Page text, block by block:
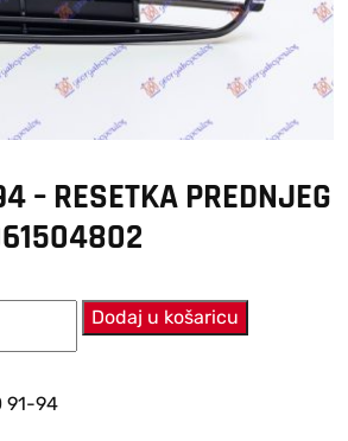
– RESETKA PREDNJEG
Dodaj u košaricu
91-94